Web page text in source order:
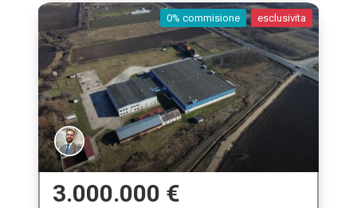
0% commisione esclusivita
3.000.000 €